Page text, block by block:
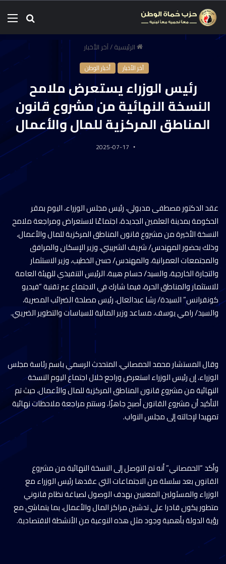
الرئيسية/آخر الأخبار
آخر الأخبار أخبار الوطن
رئيس الوزراء يستعرض ملامح
النسخة النهائية من مشروع قانون
المناطق المركزية للمال والأعمال
2025-07-17
عقد الدكتور مصطفى مدبولي، رئيس مجلس الوزراء، اليوم بمقر
الحكومة بمدينة العلمين الجديدة، اجتماعًا لاستعراض ومراجعة ملامح
النسخة الأخيرة من مشروع قانون المناطق المركزية للمال والأعمال،
وذلك بحضور المهندس/ شريف الشربيني، وزير الإسكان والمرافق
والمجتمعات العمرانية، والمهندس/ حسن الخطيب، وزير الاستثمار
والتجارة الخارجية، والسيد/ حسام هيبة، الرئيس التنفيذي للهيئة العامة
للاستثمار والمناطق الحرة، فيما شارك في الاجتماع عبر تقنية “فيديو
كونفرانس” السيدة/ رشا عبدالعال، رئيس مصلحة الضرائب المصرية،
والسيد/ رامي يوسف، مساعد وزير المالية للسياسات والتطوير الضريبي.
وقال المستشار محمد الحمصاني، المتحدث الرسمي باسم رئاسة مجلس
الوزراء، إن رئيس الوزراء استعرض وراجع خلال اجتماع اليوم النسخة
النهائية من مشروع قانون المناطق المركزية للمال والأعمال، حيث تم
التأكيد أن مشروع القانون أصبح جاهزًا، وستتم مراجعة ملاحظات نهائية
تمهيدا لإحالته إلى مجلس النواب.
وأكد “الحمصاني” أنه تم التوصل إلى النسخة النهائية من مشروع
القانون بعد سلسلة من الاجتماعات التي عقدها رئيس الوزراء مع
الوزراء والمسئولين المعنيين بهدف الوصول لصياغة نظام قانوني
متطور يكون قادرا على تدشين مراكز المال والأعمال، بما يتماشى مع
رؤية الدولة بأهمية وجود مثل هذه النوعية من الأنشطة الاقتصادية.